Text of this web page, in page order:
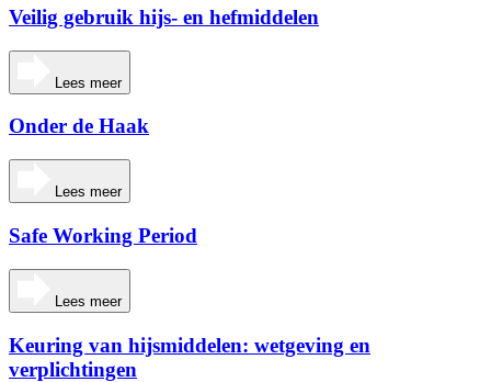
Veilig gebruik hijs- en hefmiddelen
Lees meer
Onder de Haak
Lees meer
Safe Working Period
Lees meer
Keuring van hijsmiddelen: wetgeving en
verplichtingen